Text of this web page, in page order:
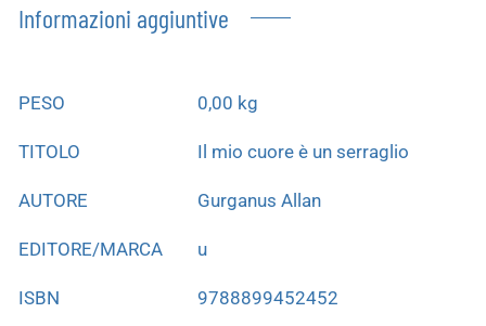
Informazioni aggiuntive
PESO 0,00 kg
TITOLO Il mio cuore è un serraglio
AUTORE Gurganus Allan
EDITORE/MARCA u
ISBN 9788899452452